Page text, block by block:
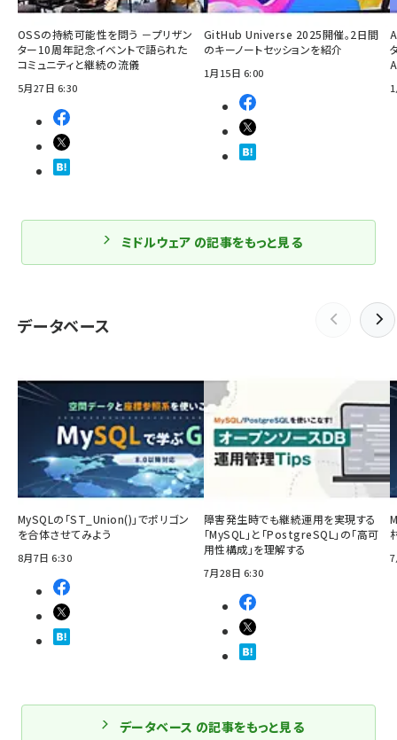
OSSの持続可能性を問う －プリザン
ター10周年記念イベントで語られた
コミュニティと継続の流儀
5月27日 6:30
GitHub Universe 2025開催。2日間
のキーノートセッションを紹介
1月15日 6:00
ミドルウェア の記事をもっと見る
データベース
MySQLの「ST_Union()」でポリゴン
を合体させてみよう
8月7日 6:30
障害発生時でも継続運用を実現する
「MySQL」と「PostgreSQL」の「高可
用性構成」を理解する
7月28日 6:30
データベース の記事をもっと見る